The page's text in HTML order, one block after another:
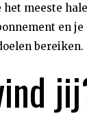
het meeste
en je
bereiken.